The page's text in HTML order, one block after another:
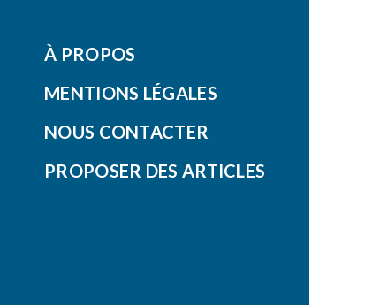
À PROPOS
MENTIONS LÉGALES
NOUS CONTACTER
PROPOSER DES ARTICLES